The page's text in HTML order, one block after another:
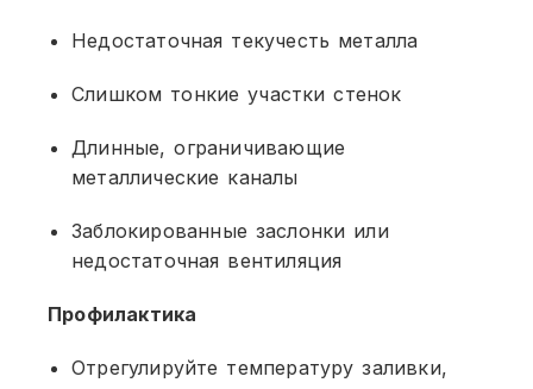
Недостаточная текучесть металла
Слишком тонкие участки стенок
Длинные, ограничивающие
металлические каналы
Заблокированные заслонки или
недостаточная вентиляция
Профилактика
Отрегулируйте температуру заливки,